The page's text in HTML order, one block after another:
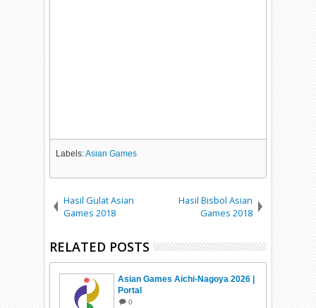
Labels:Asian Games
Hasil Gulat Asian
Games 2018
Hasil Bisbol Asian
Games 2018
RELATED POSTS
Asian Games Aichi-Nagoya 2026 |
Portal
0